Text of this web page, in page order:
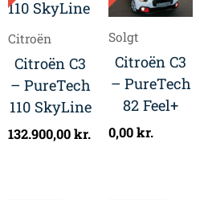
Citroën
Citroën C3
– PureTech
110 SkyLine
132.900,00kr.
Solgt
Citroën C3
– PureTech
82 Feel+
0,00kr.